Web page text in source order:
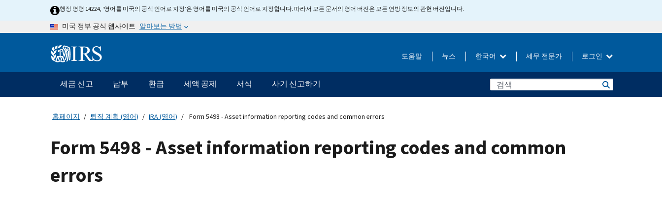
행정 명령 14224, ‘영어를 미국의 공식 언어로 지정’은 영어를 미국의 공식 언어로 지정합니다. 따라서 모든 문서의 영어 버전은 모든 연방 정보의 관헌 버전입니다.
미국 정부 공식 웹사이트 알아보는 방법
Information 도움말 뉴스 한국어 세무 전문가 로그인
메
인
네
게
이
바
세금 신고 납부 환급 세액 공제 서식 사기 신고하기
홈페이지 퇴직 계획 (영어) IRA (영어) Form 5498 - Asset information reporting codes and common errors
Form 5498 - Asset information reporting codes and common
errors